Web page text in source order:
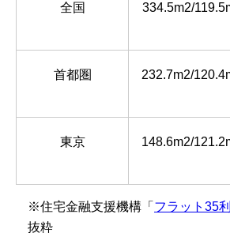
全国 334.5m2/
首都圏 232.7m2/
東京 148.6m2/
※住宅金融支援機構「 フラット35
抜粋